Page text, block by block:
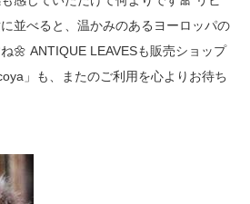
並べると、温かみのあるヨーロッパの
🌼 ANTIQUE LEAVESも販売ショップ
」も、またのご利用を心よりお待ち